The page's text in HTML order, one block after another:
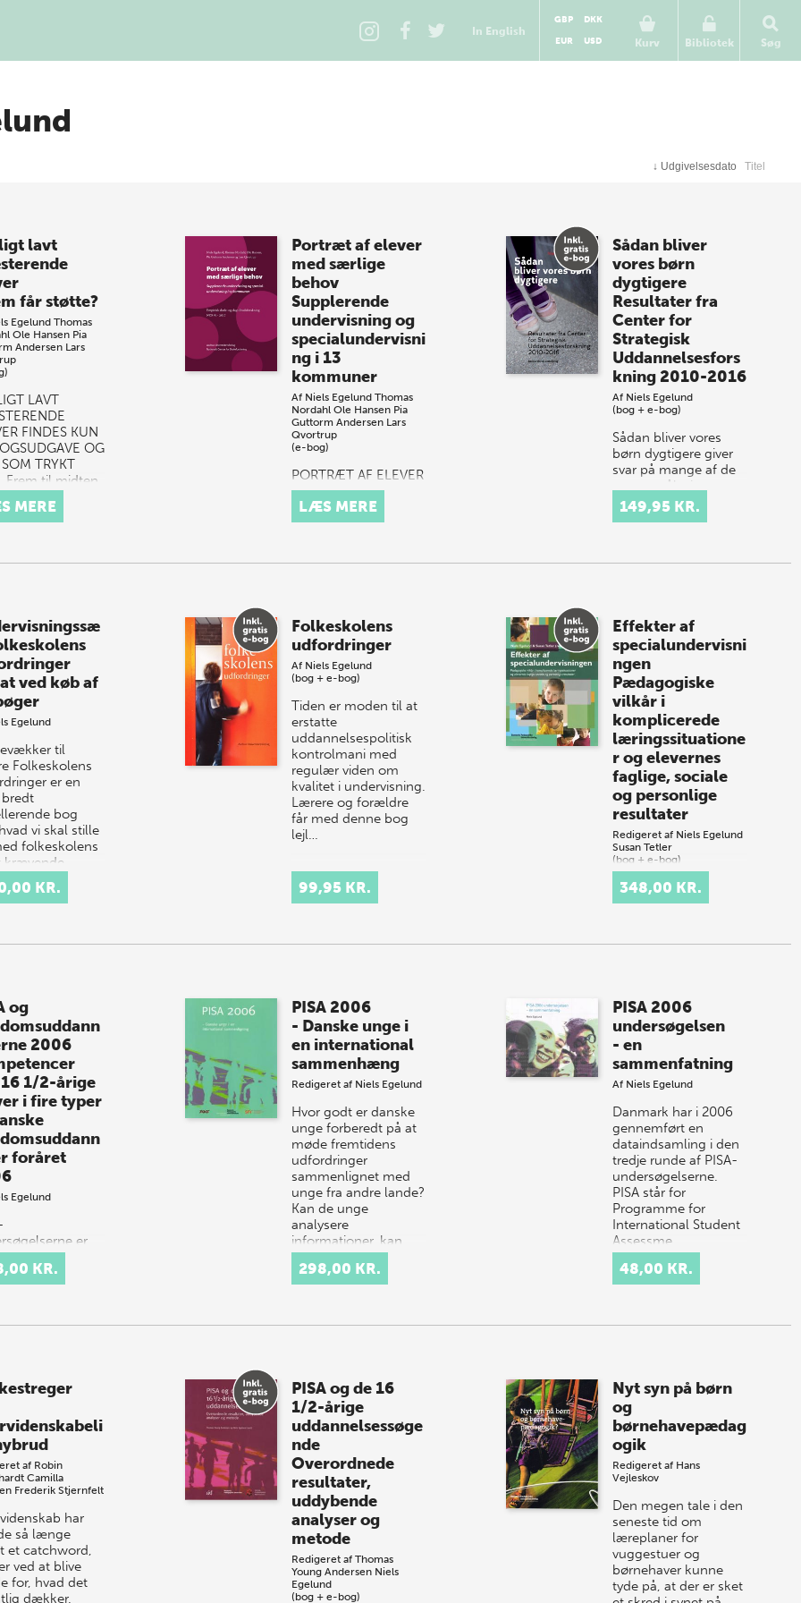
In English
Kurv
GBP
DKK
EUR
USD Bibliotek Søg
↓ Udgivelsesdato Titel
lavt
får støtte?
Egelund Thomas
Ole Hansen Pia
Andersen Lars
LAVT
FINDES KUN
OG
TRYKT
Frem til midten
der har fået
MERE
Portræt af elever
med særlige
behov
Supplerende
undervisning og
specialundervisni
ng i 13
kommuner
Af Niels Egelund Thomas
Nordahl Ole Hansen Pia
Guttorm Andersen Lars
Qvortrup
(e-bog)
PORTRÆT AF ELEVER
MED SÆRLIGE
BEHOV FINDES KUN
I E-BOGSUDGAVE OG
folkeskolelov…
LÆS MERE
Sådan bliver
vores børn
dygtigere
Resultater fra
Center for
Strategisk
Uddannelsesfors
kning 2010-2016
Af Niels Egelund
(bog + e-bog)
Sådan bliver vores
børn dygtigere giver
svar på mange af de
spørgsmål, vi som
forældre, lærere,
pædagoger og
ung…
149,95 KR.
ved køb af
Egelund
til
Folkeskolens
er en
bog
vi skal stille
folkeskolens
krævende
KR.
Folkeskolens
udfordringer
Af Niels Egelund
(bog + e-bog)
Tiden er moden til at
erstatte
uddannelsespolitisk
kontrolmani med
regulær viden om
kvalitet i undervisning.
Lærere og forældre
får med denne bog
lejl…
99,95 KR.
Effekter af
specialundervisni
ngen
Pædagogiske
vilkår i
komplicerede
læringssituatione
r og elevernes
faglige, sociale
og personlige
resultater
Redigeret af Niels Egelund
Susan Tetler
(bog + e-bog)
Specialundervisningen
har været i fokus
special…
348,00 KR.
og
2006
1/2-årige
i fire typer
foråret
Egelund
er
et vigtigt
i den
men i
KR.
PISA 2006
- Danske unge i
en international
sammenhæng
Redigeret af Niels Egelund
Hvor godt er danske
unge forberedt på at
møde fremtidens
udfordringer
sammenlignet med
unge fra andre lande?
Kan de unge
analysere
informationer, kan…
298,00 KR.
PISA 2006
undersøgelsen
- en
sammenfatning
Af Niels Egelund
Danmark har i 2006
gennemført en
dataindsamling i den
tredje runde af PISA-
undersøgelserne.
PISA står for
Programme for
International Student
Assessme…
48,00 KR.
af Robin
Camilla
Frederik Stjernfelt
har
så længe
et catchword,
ved at blive
for, hvad det
dækker.
PISA og de 16
1/2-årige
uddannelsessøge
nde
Overordnede
resultater,
uddybende
analyser og
metode
Redigeret af Thomas
Young Andersen Niels
Egelund
(bog + e-bog)
Nyt syn på børn
og
børnehavepædag
ogik
Redigeret af Hans
Vejleskov
Den megen tale i den
seneste tid om
læreplaner for
vuggestuer og
børnehaver kunne
tyde på, at der er sket